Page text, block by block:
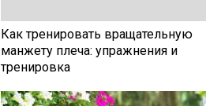
Как тренировать вращательную
манжету плеча: упражнения и
тренировка